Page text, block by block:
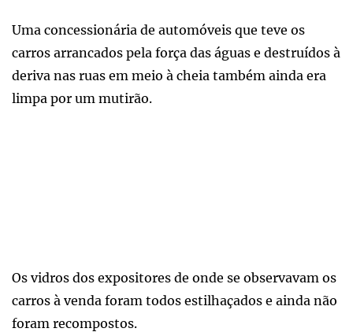
Uma concessionária de automóveis que teve os
carros arrancados pela força das águas e destruídos à
deriva nas ruas em meio à cheia também ainda era
limpa por um mutirão.
Os vidros dos expositores de onde se observavam os
carros à venda foram todos estilhaçados e ainda não
foram recompostos.